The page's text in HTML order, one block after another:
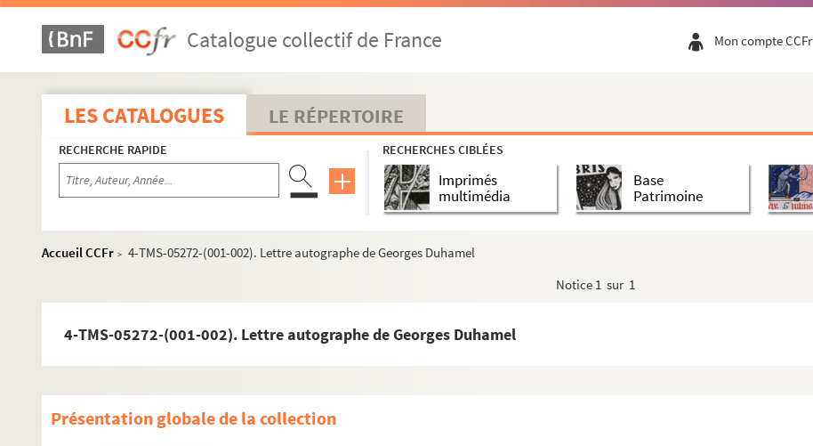
Catalogue collectif de France Mon compte CCFr
LES CATALOGUES LE RÉPERTOIRE
RECHERCHE RAPIDE RECHERCHES CIBLÉES
Imprimés
multimédia
Base
Patrimoine
Accueil CCFr > 4-TMS-05272-(001-002). Lettre autographe de Georges Duhamel
Notice 1 sur 1
4-TMS-05272-(001-002). Lettre autographe de Georges Duhamel
Présentation globale de la collection
Dhomont, Henri (1896-19.)
Diamand, Albert (18..-19.. ; comédien)
Diamant-Berger, Henri (1895-1972)
Didsbury, Cl. (18..-19.)
Dieulafoy, Marcel (1844-1920)
Diraison-Seylor, Olivier (1873-1916)
Donop, Raoul (1841-1910)
Dorian, Jeanne (18..-19.. ; comédienne)
Drumont, Edouard (1844-1917)